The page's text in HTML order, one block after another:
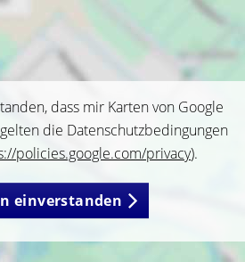
dass mir Karten von Google
die Datenschutzbedingungen
policies.google.com/privacy).
einverstanden